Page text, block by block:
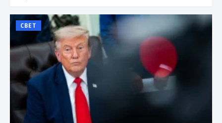
СВЕТ